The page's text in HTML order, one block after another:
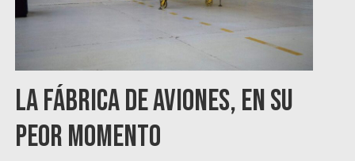
La fábrica de aviones, en su
peor momento